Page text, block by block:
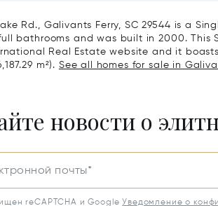
Rd., Galivants Ferry, SC 29544 is a
bathrooms and was built in 2000. This
Real Estate website and it
m²). See all homes for sale in
новости о
почты*
reCAPTCHA и Google Уведомление о